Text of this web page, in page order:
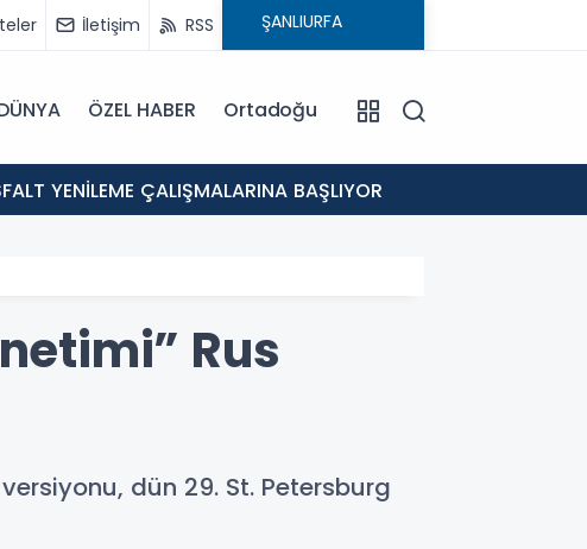
İletişim RSS
ÖZEL HABER Ortadoğu
YENİLEME ÇALIŞMALARINA BAŞLIYOR
Rus
dün 29. St. Petersburg